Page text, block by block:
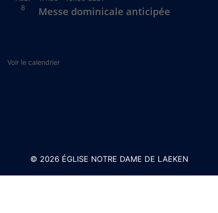
8
Messe dominicale anticipée
Voir le calendrier
© 2026 ÉGLISE NOTRE DAME DE LAEKEN